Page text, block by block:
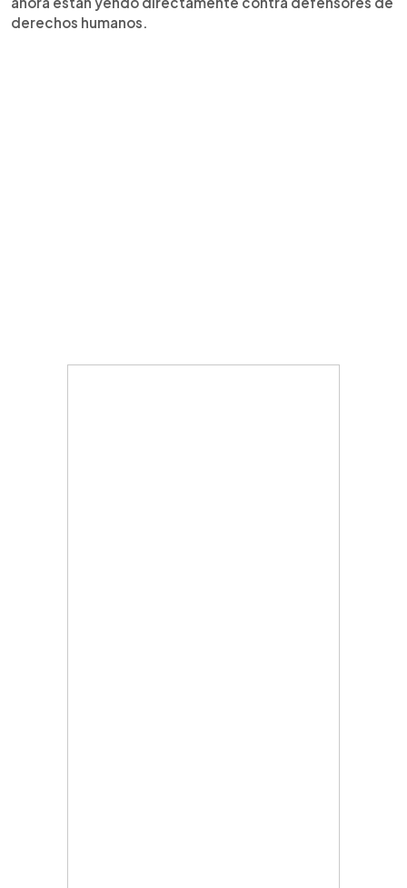
derechos humanos.